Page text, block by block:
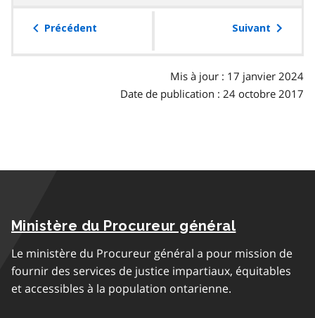
table
Précédent Suivant
Mis à jour : 17 janvier 2024
Date de publication : 24 octobre 2017
Ministère du Procureur général
Le ministère du Procureur général a pour mission de
fournir des services de justice impartiaux, équitables
et accessibles à la population ontarienne.